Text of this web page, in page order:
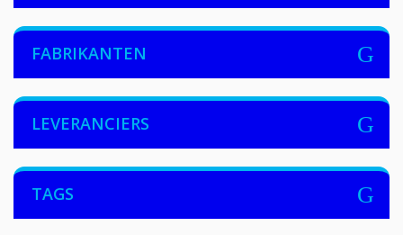
FABRIKANTEN
LEVERANCIERS
TAGS